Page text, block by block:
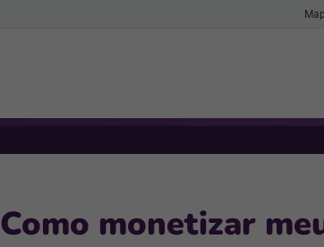
Como monetizar